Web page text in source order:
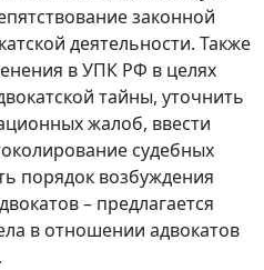
законной
деятельности. Также
в УПК РФ в целях
тайны, уточнить
жалоб, ввести
судебных
порядок возбуждения
– предлагается
в отношении адвокатов